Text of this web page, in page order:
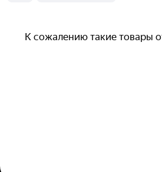
К сожалению такие товары